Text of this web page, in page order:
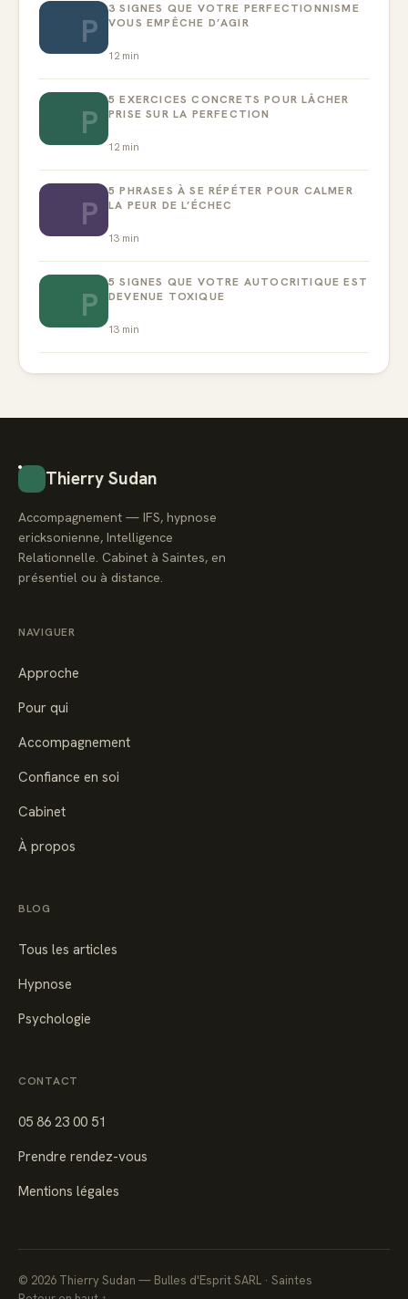
P
3 SIGNES QUE VOTRE PERFECTIONNISME
VOUS EMPÊCHE D’AGIR
12min
P
5 EXERCICES CONCRETS POUR LÂCHER
PRISE SUR LA PERFECTION
12min
P
5 PHRASES À SE RÉPÉTER POUR CALMER
LA PEUR DE L’ÉCHEC
13 min
P
5 SIGNES QUE VOTRE AUTOCRITIQUE EST
DEVENUE TOXIQUE
13 min
Thierry Sudan
Accompagnement — IFS, hypnose
ericksonienne, Intelligence
Relationnelle. Cabinet à Saintes, en
présentiel ou à distance.
NAVIGUER
Approche
Pour qui
Accompagnement
Confiance en soi
Cabinet
À propos
BLOG
Tous les articles
Hypnose
Psychologie
CONTACT
05 86 23 00 51
Prendre rendez-vous
Mentions légales
© 2026 Thierry Sudan — Bulles d'Esprit SARL · Saintes